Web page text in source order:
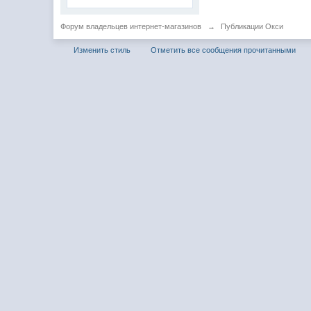
Форум владельцев интернет-магазинов → Публикации Окси
Изменить стиль Отметить все сообщения прочитанными